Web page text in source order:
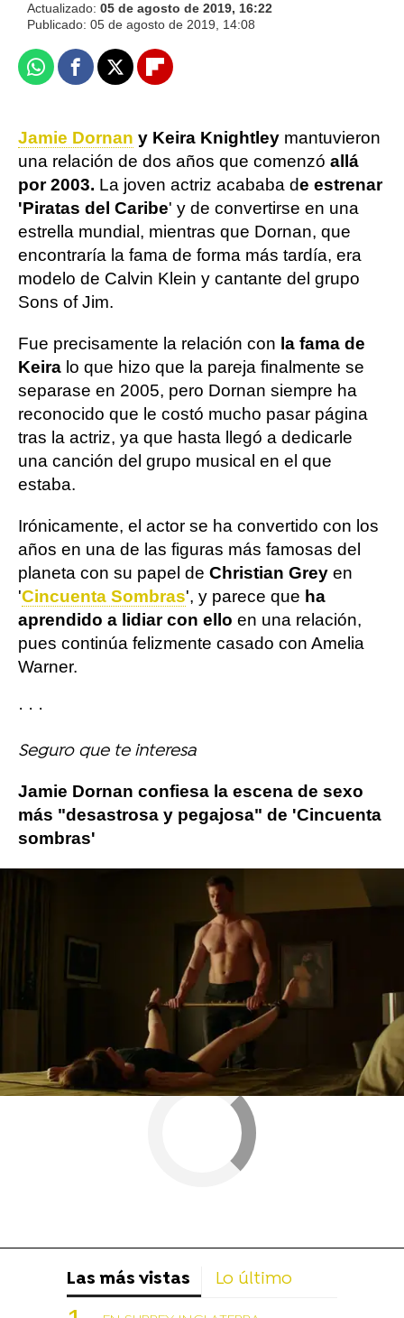
Actualizado: 05 de agosto de 2019, 16:22
Publicado: 05 de agosto de 2019, 14:08
WhatsappFacebook
X Flipboard
Jamie Dornan y Keira Knightley mantuvieron
una relación de dos años que comenzó allá
por 2003. La joven actriz acababa de estrenar
'Piratas del Caribe' y de convertirse en una
estrella mundial, mientras que Dornan, que
encontraría la fama de forma más tardía, era
modelo de Calvin Klein y cantante del grupo
Sons of Jim.
Fue precisamente la relación con la fama de
Keira lo que hizo que la pareja finalmente se
separase en 2005, pero Dornan siempre ha
reconocido que le costó mucho pasar página
tras la actriz, ya que hasta llegó a dedicarle
una canción del grupo musical en el que
estaba.
Irónicamente, el actor se ha convertido con los
años en una de las figuras más famosas del
planeta con su papel de Christian Grey en
'Cincuenta Sombras', y parece que ha
aprendido a lidiar con ello en una relación,
pues continúa felizmente casado con Amelia
Warner.
· · ·
Seguro que te interesa
Jamie Dornan confiesa la escena de sexo
más "desastrosa y pegajosa" de 'Cincuenta
sombras'
Jamie Dornan Keira Knightley
Las más vistas Lo último